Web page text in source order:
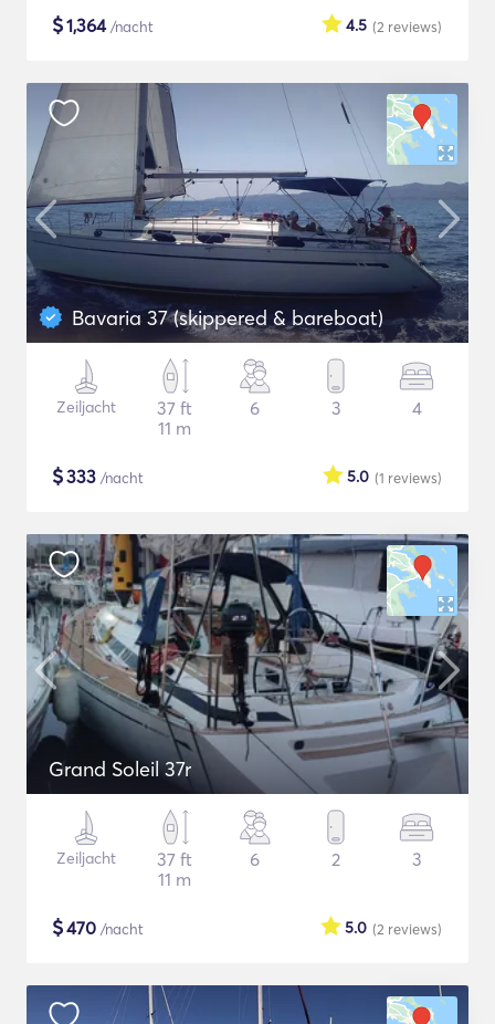
$1,364/nacht (2 reviews)
4.5
Bavaria 37 (skippered & bareboat)
Zeiljacht
37 ft
11 m
6 3 4
$333 /nacht (1 reviews)
5.0
Grand Soleil 37r
Zeiljacht
37 ft
11 m
6 2 3
$470 /nacht (2 reviews)
5.0